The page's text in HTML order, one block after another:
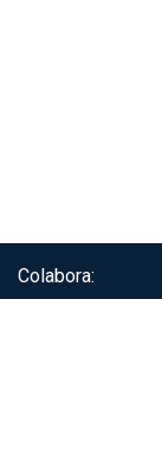
Colabora: